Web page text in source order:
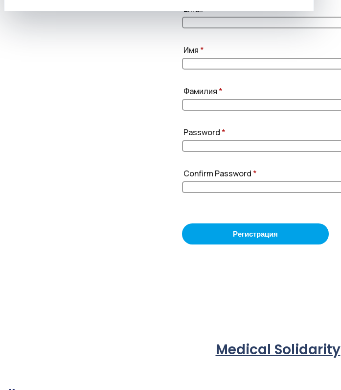
Email*
Имя *
Фамилия *
Password *
Confirm Password *
Medical Solidarity